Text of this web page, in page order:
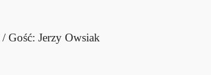
Gość: Jerzy Owsiak